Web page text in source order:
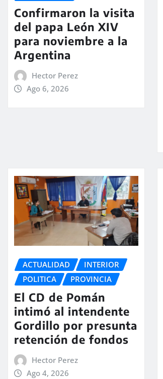
Confirmaron la visita
del papa León XIV
para noviembre a la
Argentina
Hector Perez
Ago 6, 2026
ACTUALIDAD
INTERIOR
POLITICA
PROVINCIA
El CD de Pomán
intimó al intendente
Gordillo por presunta
retención de fondos
Hector Perez
Ago 4, 2026